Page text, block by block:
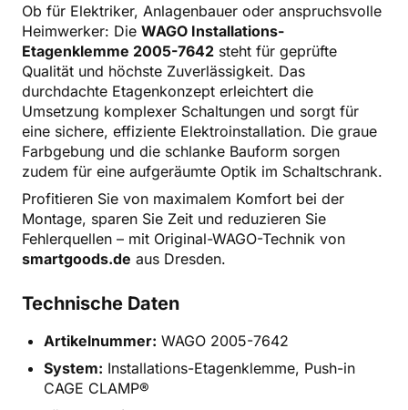
Ob für Elektriker, Anlagenbauer oder anspruchsvolle
Heimwerker: Die WAGO Installations-
Etagenklemme 2005-7642 steht für geprüfte
Qualität und höchste Zuverlässigkeit. Das
durchdachte Etagenkonzept erleichtert die
Umsetzung komplexer Schaltungen und sorgt für
eine sichere, effiziente Elektroinstallation. Die graue
Farbgebung und die schlanke Bauform sorgen
zudem für eine aufgeräumte Optik im Schaltschrank.
Profitieren Sie von maximalem Komfort bei der
Montage, sparen Sie Zeit und reduzieren Sie
Fehlerquellen – mit Original-WAGO-Technik von
smartgoods.de aus Dresden.
Technische Daten
Artikelnummer: WAGO 2005-7642
System: Installations-Etagenklemme, Push-in
CAGE CLAMP®